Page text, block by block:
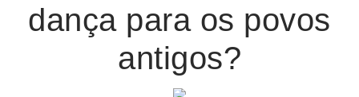
dança para os povos
antigos?